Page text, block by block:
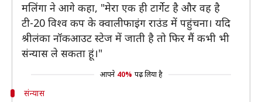
मलिंगा ने आगे कहा, "मेरा एक ही टार्गेट है और वह है
टी-20 विश्व कप के क्वालीफाइंग राउंड में पहुंचना। यदि
श्रीलंका नॉकआउट स्टेज में जाती है तो फिर मैं कभी भी
संन्यास ले सकता हूं।"
आपने 40% पढ़ लिया है
संन्यास